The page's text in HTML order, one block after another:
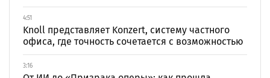
4:51
Knoll представляет Konzert, систему частного
офиса, где точность сочетается с возможностью
3:16